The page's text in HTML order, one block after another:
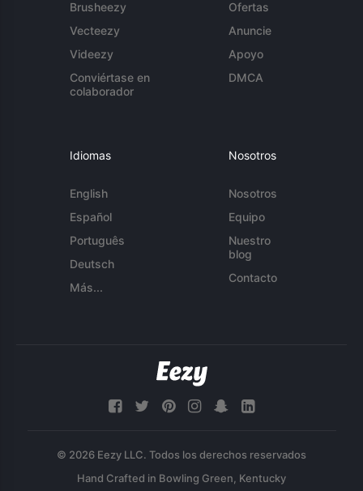
Brusheezy
Vecteezy
Videezy
Conviértase en
colaborador
Ofertas
Anuncie
Apoyo
DMCA
Idiomas
English
Español
Português
Deutsch
Más...
Nosotros
Nosotros
Equipo
Nuestro
blog
Contacto
© 2026 Eezy LLC. Todos los derechos reservados